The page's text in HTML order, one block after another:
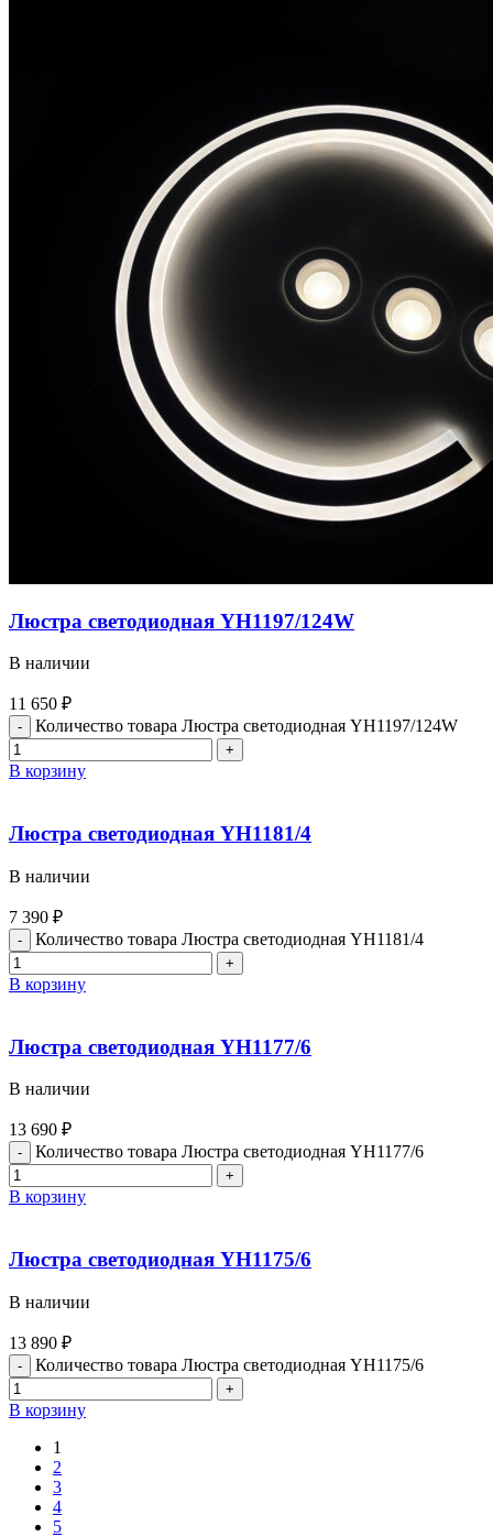
Люстра светодиодная YH1197/124W
В наличии
11 650 ₽
Количество товара Люстра светодиодная YH1197/124W
В корзину
Люстра светодиодная YH1181/4
В наличии
7 390 ₽
Количество товара Люстра светодиодная YH1181/4
В корзину
Люстра светодиодная YH1177/6
В наличии
13 690 ₽
Количество товара Люстра светодиодная YH1177/6
В корзину
Люстра светодиодная YH1175/6
В наличии
13 890 ₽
Количество товара Люстра светодиодная YH1175/6
В корзину
1
2
3
4
5